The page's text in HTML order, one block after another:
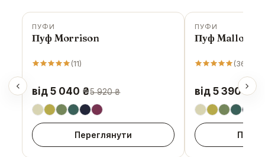
-15%
ПУФИ
Пуф Morrison
(11)
від 5 040 ₴5 920 ₴
Переглянути
-14%
ПУФИ
Пуф Mallow
(36
від 5 390 ₴6